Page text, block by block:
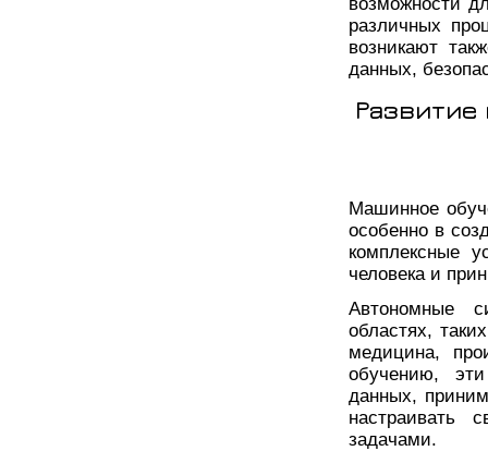
различных
возникают
данных,
Машинное
особенно в
комплексные
человека и
Автономные
областях,
медицина,
обучению,
данных,
настраивать
задачами.